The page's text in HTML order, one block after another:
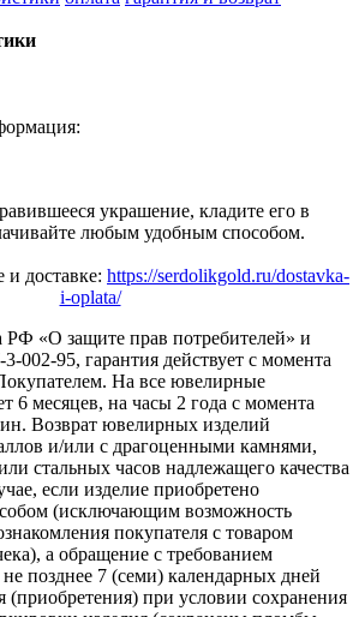
украшение, кладите его в
любым удобным способом.
и доставке: https://serdolikgold.ru/dostavka-
i-oplata/
РФ «О защите прав потребителей» и
002-95, гарантия действует с момента
На все ювелирные
6 месяцев, на часы 2 года с момента
Возврат ювелирных изделий
и/или с драгоценными камнями,
стальных часов надлежащего качества
если изделие приобретено
(исключающим возможность
покупателя с товаром
а обращение с требованием
позднее 7 (семи) календарных дней
(приобретения) при условии сохранения